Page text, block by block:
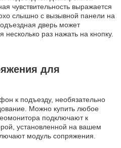
чувствительность выражается
слышно с вызывной панели на
дверь может
несколько раз нажать на кнопку.
для
к подъезду, необязательно
Можно купить любое
подключают к
установленной на вашем
модуль сопряжения.